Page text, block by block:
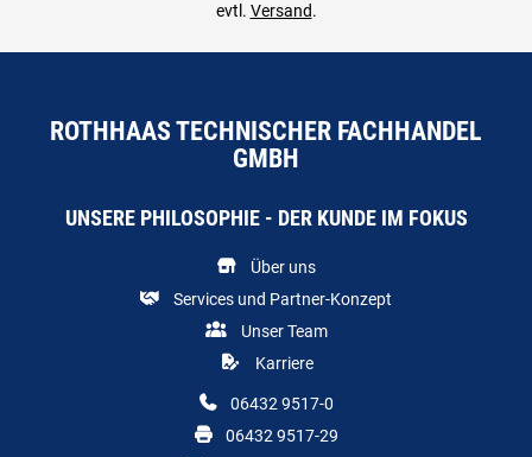
evtl. Versand.
ROTHHAAS TECHNISCHER FACHHANDEL
GMBH
UNSERE PHILOSOPHIE - DER KUNDE IM FOKUS
Über uns
Services und Partner-Konzept
Unser Team
Karriere
06432 9517-0
06432 9517-29